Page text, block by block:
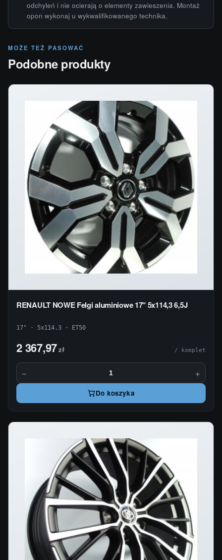
odchyleń i nie ocierają o elementy zawieszenia. Montaż
opon wykonaj u wykwalifikowanego technika.
MOŻE TEŻ PASOWAĆ
Podobne produkty
RENAULT NOWE Felgi aluminiowe 17" 5x114,3 6,5J
17" · 5x114.3 · ET50
2 367,97zł / komplet
− +
Do koszyka